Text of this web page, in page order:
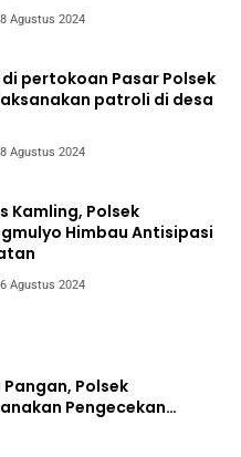
Agustus 2024
pertokoan Pasar Polsek
patroli di desa
Agustus 2024
Kamling, Polsek
Himbau Antisipasi
Agustus 2024
Polsek
Pengecekan